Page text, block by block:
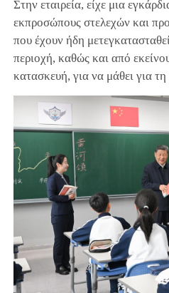
Στην εταιρεία, είχε μια
εκπροσώπους στελεχών και
που έχουν ήδη
περιοχή, καθώς και από
κατασκευή, για να μάθει για